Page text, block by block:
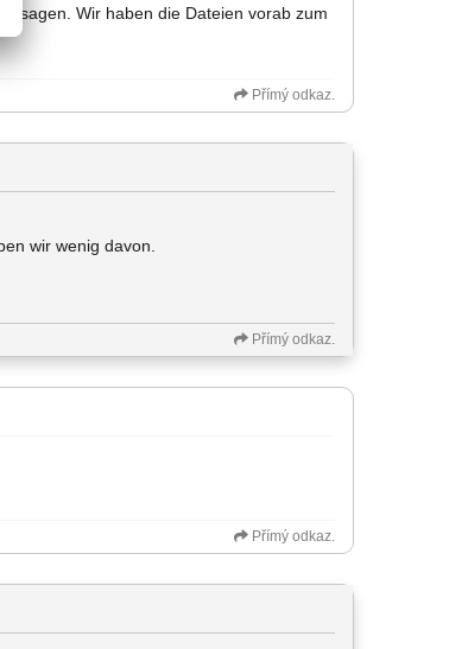
sagen. Wir haben die Dateien vorab zum
Přímý odkaz.
wir wenig davon.
Přímý odkaz.
Přímý odkaz.